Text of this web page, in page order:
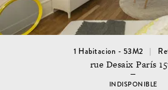
1 Habitacion - 53M2
rue Desaix París
INDISPONIBLE